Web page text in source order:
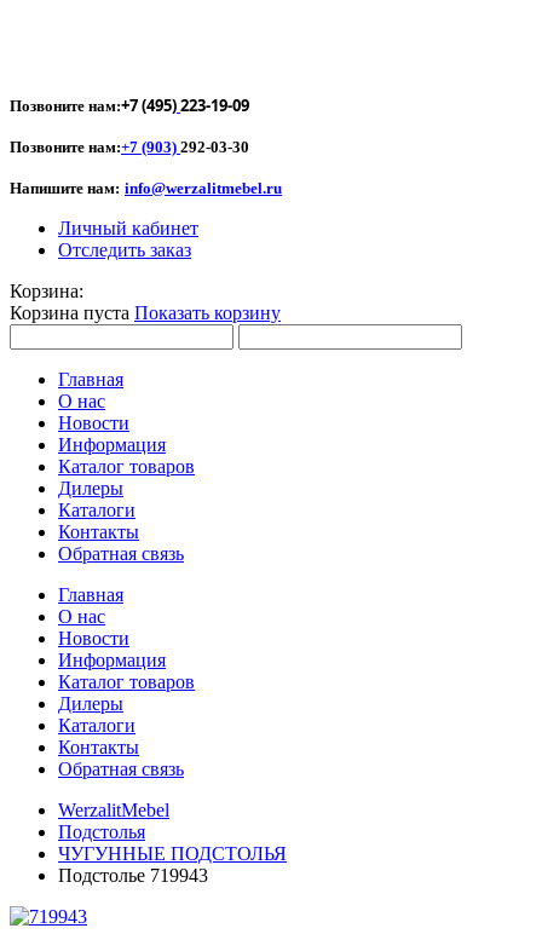
Позвоните нам:+7 (495)223-19-09
Позвоните нам:+7 (903) 292-03-30
Напишите нам: info@werzalitmebel.ru
Личный кабинет
Отследить заказ
Корзина:
Корзина пуста Показать корзину
Главная
О нас
Новости
Информация
Каталог товаров
Дилеры
Каталоги
Контакты
Обратная связь
Главная
О нас
Новости
Информация
Каталог товаров
Дилеры
Каталоги
Контакты
Обратная связь
WerzalitMebel
Подстолья
ЧУГУННЫЕ ПОДСТОЛЬЯ
Подстолье 719943